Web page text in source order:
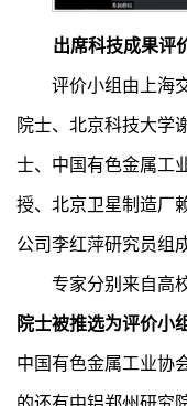
出席科技成果评
评价小组由上海
院士、北京科技大学
士、中国有色金属工
授、北京卫星制造厂
公司李红萍研究员组
专家分别来自高
院士被推选为评价小
中国有色金属工业协